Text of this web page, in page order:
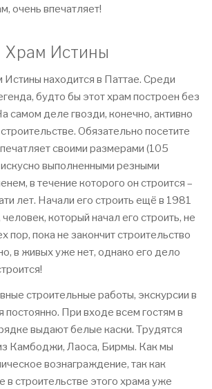
очень впечатляет!
Храм Истины
находится в Паттае. Среди
будто бы этот храм построен без
самом деле гвозди, конечно, активно
Обязательно посетите
своими размерами (105
выполненными резными
в течение которого он строится –
лет. Начали его строить ещё в 1981
который начал его строить, не
пор, пока не закончит строительство
в живых уже нет, однако его дело
строительные работы, экскурсии в
постоянно. При входе всем гостям в
выдают белые каски. Трудятся
Камбоджи, Лаоса, Бирмы. Как мы
вознаграждение, так как
в строительстве этого храма уже